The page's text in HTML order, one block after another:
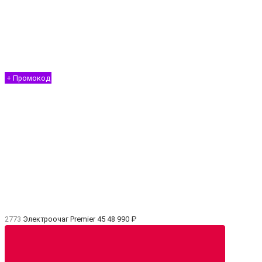
+ Промокод
2773 Электроочаг Premier 45 48 990 ₽